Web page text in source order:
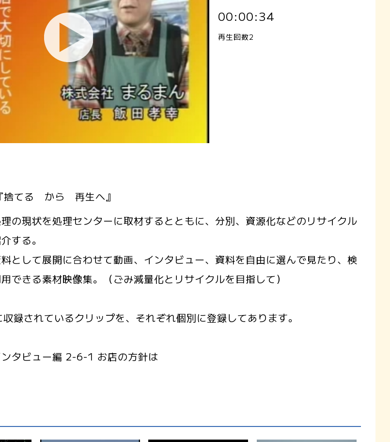
00:00:34
再生回数2
捨てる から 再生へ』
の現状を処理センターに取材するとともに、分別、資源化などのリサイクル
する。
として展開に合わせて動画、インタビュー、資料を自由に選んで見たり、検
できる素材映像集。（ごみ減量化とリサイクルを目指して）
録されているクリップを、それぞれ個別に登録してあります。
タビュー編 2-6-1 お店の方針は